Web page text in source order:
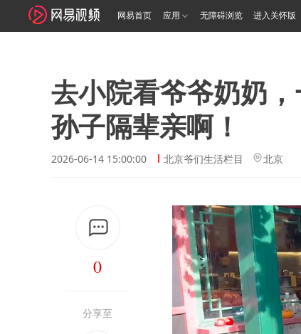
网易首页 应用 无障碍浏览 进入关怀版
去小院看爷爷奶奶
孙子隔辈亲啊！
2026-06-14 15:00:00 北京爷们生活栏目 北京
0
分享至